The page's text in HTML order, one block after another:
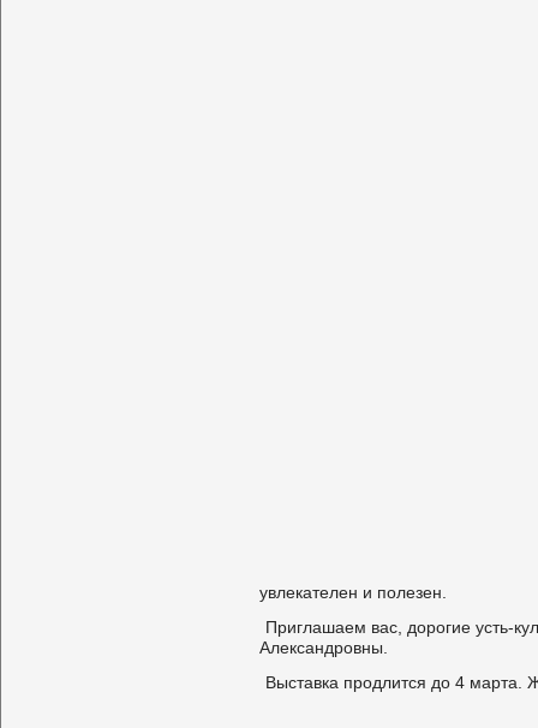
увлекателен и полезен.
Приглашаем вас, дорогие усть-
Александровны.
Выставка продлится до 4 марта.